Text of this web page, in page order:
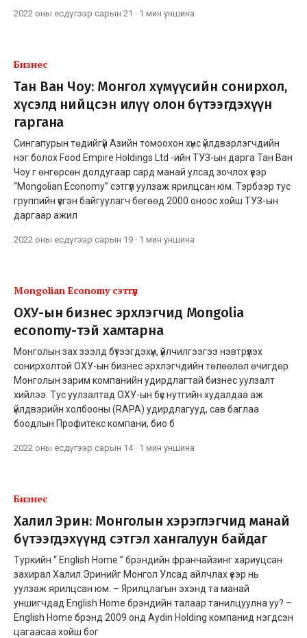
2022 оны есдүгээр сарын 21 · 1 мин уншина
Бизнес
Тан Ван Чоу: Монгол хүмүүсийн сонирхол,
хүсэлд нийцсэн илүү олон бүтээгдэхүүн
гаргана
Сингапурын төдийгүй Азийн томоохон хүнс үйлдвэрлэгчдийн
нэг болох Food Empire Holdings Ltd -ийн ТУЗ-ын дарга Тан Ван
Чоу г өнгөрсөн долдугаар сард манай улсад зочлох үеэр
“Mongolian Economy” сэтгүүл уулзаж ярилцсан юм. Тэрбээр тус
группийн үүсгэн байгуулагч бөгөөд 2000 оноос хойш ТУЗ-ын
даргаар ажил
2022 оны есдүгээр сарын 19 · 1 мин уншина
Mongolian Economy сэтгүүл
ОХУ-ын бизнес эрхлэгчид Mongolia
economy-тэй хамтарна
Монголын зах зээлд бүтээгдэхүүн, үйлчилгээгээ нэвтрүүлэх
сонирхолтой ОХУ-ын бизнес эрхлэгчдийн төлөөлөл өчигдөр
Монголын зарим компанийн удирдлагтай бизнес уулзалт
хийлээ. Тус уулзалтад ОХУ-ын бүс нутгийн худалдаа аж
үйлдвэрийн холбооны (RAPA) удирдлагууд, сав баглаа
боодлын Профитекс компани, био б
2022 оны есдүгээр сарын 14· 1 мин уншина
Бизнес
Халил Эрин: Монголын хэрэглэгчид манай
бүтээгдэхүүнд сэтгэл хангалуун байдаг
Туркийн “ English Home ” брэндийн франчайзинг хариуцсан
захирал Халил Эринийг Монгол Улсад айлчлах үеэр нь
уулзаж ярилцсан юм. – Ярилцлагын эхэнд та манай
уншигчдад English Home брэндийн талаар танилцуулна уу? –
English Home брэнд 2009 онд Aydin Holding компанид нэгдсэн
цагаасаа хойш бог